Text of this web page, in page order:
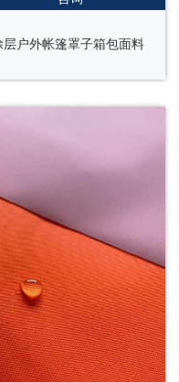
户外帐篷罩子箱包面料